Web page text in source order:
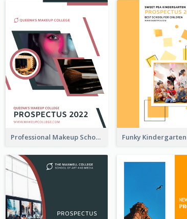
Professional Makeup School Prospectus